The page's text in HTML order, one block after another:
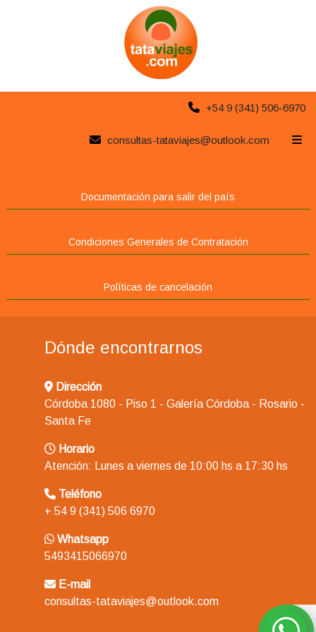
+54 9 (341) 506-6970
consultas-tataviajes@outlook.com
Seguinos
Documentación para salir del país
Condiciones Generales de Contratación
Políticas de cancelación
Dónde encontrarnos
Dirección
Córdoba 1080 - Piso 1 - Galería Córdoba - Rosario -
Santa Fe
Horario
Atención: Lunes a viernes de 10:00 hs a 17:30 hs
Teléfono
+ 54 9 (341) 506 6970
Whatsapp
5493415066970
E-mail
consultas-tataviajes@outlook.com